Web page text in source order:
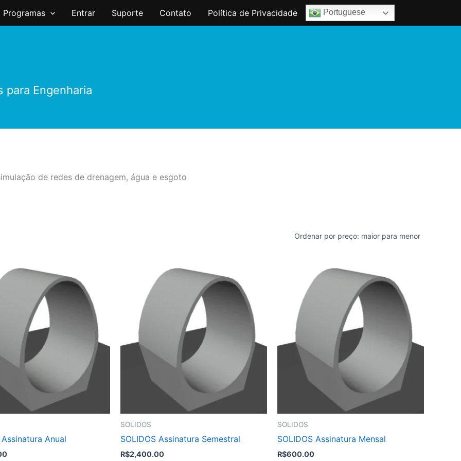
Programas Entrar Suporte Contato Política de Privacidade Portuguese
para Engenharia
de redes de drenagem, água e esgoto
Assinatura Anual
SOLIDOS
SOLIDOS Assinatura Semestral
R$2,400.00
SOLIDOS
SOLIDOS Assinatura Mensal
R$600.00